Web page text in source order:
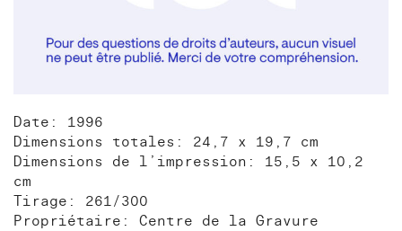
Date: 1996
Dimensions totales: 24,7 x 19,7 cm
Dimensions de l’impression: 15,5 x 10,2
cm
Tirage: 261/300
Propriétaire: Centre de la Gravure